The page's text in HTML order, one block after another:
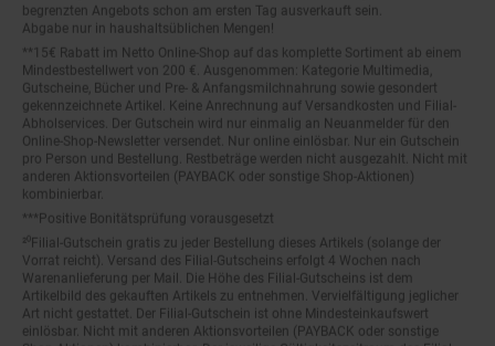
Abgabe nur in haushaltsüblichen Mengen!
Mindestbestellwert von 200 €. Ausgenommen: Kategorie Multimedia,
Gutscheine, Bücher und Pre- & Anfangsmilchnahrung sowie gesondert
gekennzeichnete Artikel. Keine Anrechnung auf Versandkosten und Filial-
Abholservices. Der Gutschein wird nur einmalig an Neuanmelder für den
Online-Shop-Newsletter versendet. Nur online einlösbar. Nur ein Gutschein
pro Person und Bestellung. Restbeträge werden nicht ausgezahlt. Nicht mit
anderen Aktionsvorteilen (PAYBACK oder sonstige Shop-Aktionen)
kombinierbar.
Vorrat reicht). Versand des Filial-Gutscheins erfolgt 4 Wochen nach
Warenanlieferung per Mail. Die Höhe des Filial-Gutscheins ist dem
Artikelbild des gekauften Artikels zu entnehmen. Vervielfältigung jeglicher
Art nicht gestattet. Der Filial-Gutschein ist ohne Mindesteinkaufswert
einlösbar. Nicht mit anderen Aktionsvorteilen (PAYBACK oder sonstige
Shop-Aktionen) kombinierbar. Der jeweilige Gültigkeitszeitraum des Filial-